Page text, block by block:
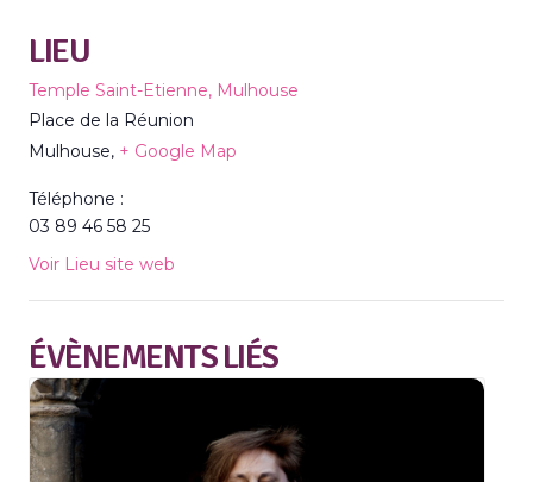
LIEU
Temple Saint-Etienne, Mulhouse
Place de la Réunion
Mulhouse, + Google Map
Téléphone :
03 89 46 58 25
Voir Lieu site web
ÉVÈNEMENTS LIÉS